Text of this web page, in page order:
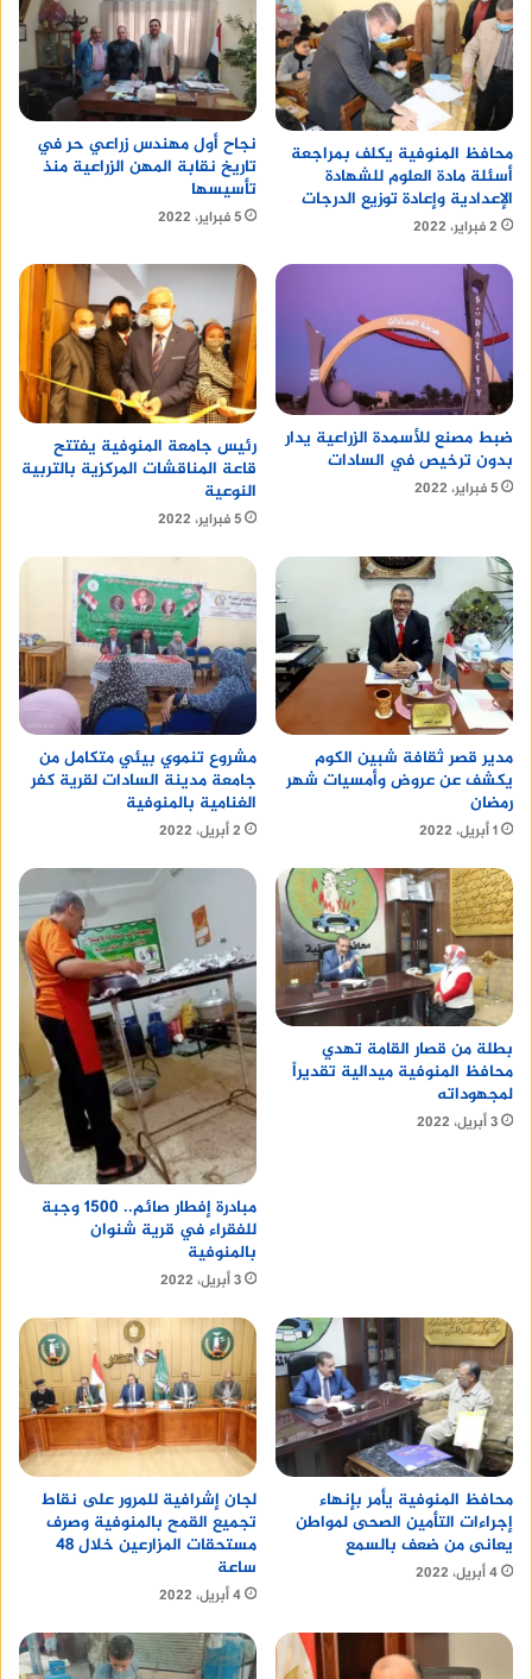
محافظ المنوفية يكلف بمراجعة
أسئلة مادة العلوم للشهادة
الإعدادية وإعادة توزيع الدرجات
2 فبراير، 2022
نجاح أول مهندس زراعي حر في
تاريخ نقابة المهن الزراعية منذ
تأسيسها
5 فبراير، 2022
ضبط مصنع للأسمدة الزراعية يدار
بدون ترخيص في السادات
5 فبراير، 2022
رئيس جامعة المنوفية يفتتح
قاعة المناقشات المركزية بالتربية
النوعية
5 فبراير، 2022
مدير قصر ثقافة شبين الكوم
يكشف عن عروض وأمسيات شهر
رمضان
1 أبريل، 2022
مشروع تنموي بيئي متكامل من
جامعة مدينة السادات لقرية كفر
الغنامية بالمنوفية
2 أبريل، 2022
بطلة من قصار القامة تهدي
محافظ المنوفية ميدالية تقديراً
لمجهوداته
3 أبريل، 2022
مبادرة إفطار صائم.. 1500 وجبة
للفقراء في قرية شنوان
بالمنوفية
3 أبريل، 2022
محافظ المنوفية يأمر بإنهاء
إجراءات التأمين الصحى لمواطن
يعانى من ضعف بالسمع
4 أبريل، 2022
لجان إشرافية للمرور على نقاط
تجميع القمح بالمنوفية وصرف
مستحقات المزارعين خلال 48
ساعة
4 أبريل، 2022